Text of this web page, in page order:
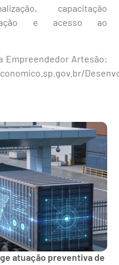
capacitação
e acesso ao
Empreendedor Artesão:
atuação preventiva de